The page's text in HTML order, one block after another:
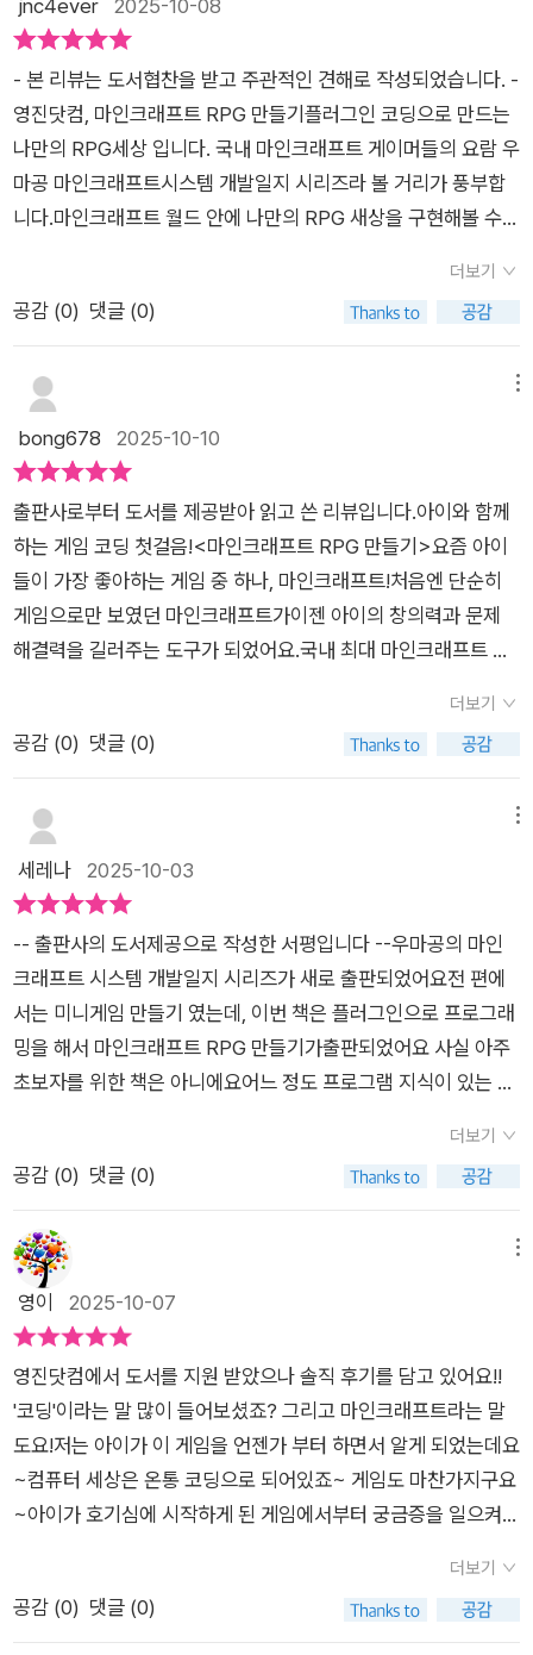
수 있겠지요. 마인크래프트는 샌드박스 라는 게임과 유사한 게임
도 어른들도 좋아하는 것 같아요. 자바 프로그램도 설치 해야 해
요. 기본 세팅을 하고 나면 하나 하나 만들어 가면 됩니다. 차분하
게 하나씩 따라 하면 원하는 게임이 하나 탄생 할 것 같아요. 좀
도톰한 책이라 부담은 스럽지만 꼭 알아야 할 프로그램을 담은 거
라 한권 갖고 있으면 나만의 게임만들기 가능 하겠지요. 레드스톤
과 커맨드 블록 이런건 아이들에게 좀 들었는데 사실 저는 잘 모
르겠더라구요. 게임을 안해봤고 아이들은 너무 재미있어 하고 폭
스스로 공부해 주면 좋을 것 같긴 하네요. 언젠가는 직접 코딩하
면서 게임을 만들 수 있겠지요? 그날을 한번 상상해 봅니다. 게임
할때는 정말 진지 한 둘째에요. 한번에 공부 하는 것보다는 즐기
면서 하나씩 해보라 권해 줬습니다.
- 본 리뷰는 도서협찬을 받고 주관적인 견해로 작성되었습니다. -
영진닷컴, 마인크래프트 RPG 만들기플러그인 코딩으로 만드는
나만의 RPG세상 입니다. ​국내 마인크래프트 게이머들의 요람 우
마공 마인크래프트시스템 개발일지 시리즈라 볼 거리가 풍부합
니다.​마인크래프트 월드 안에 나만의 RPG 새상을 구현해볼 수
세계를 직접 구현해 볼 수 있는 코드들이 다양합니다. ​먼저 플러
그인 기능을 사용하려면 플러그인에 대해 알아야 하는데이 책은
총 4개의 파트로 나누어 나만의 RPG세상을 만들 수 있도록 도와
줍니다.​플러그인의 기초 / 플러그인의 응용 / 프러젝트 구상 / RP
에 익게 되는 것 같아요.​​마인크래프트를 좋아하는 학생들도 차근
딩을 배우면서 프로그래밍을 할 수 있기에 학습에도 도움이 되네
요.실제로 게임을 통해 코딩 실력이 월등히 높아지는 경우가 많기
에즐겁게 책을 보며 배울 수 있었던 것 같아요.​플러그인은 마인크
래프트의 서버에서 실행되는 프로그램인데요서버와 플레이어가
통신할 때서버에서 여러 기능을 수행할 수 있게 도와준다고 해요.​
플러그인에 대한 이해가 마인크래프 게임을 만들고코딩을 하는
기본이라고 할 수 있는데코딩이 무엇인지, 플러그인은 무엇인지
만드는 등의 기본부터 시작하여내가 생각한 RPG게임을 실제 코
딩을 통해 구현해보는 것까지차근히 배울 수 있답니다.​올컬러로
프로그램 코드까지 하나하나 친절히 설명하고 있기에어렵지 않
게 따라가면서 나만의 RPG세상을 만들고코딩, 프로그래밍 실력
까지 기를 수 있는 책이었어요.​플러그인 코딩으로 만드는 나만의
RPG 세상영진닷컴 마인그래프트 RPG만들기 였습니다. ​​
더보기
공감 (0) 댓글 (0)
bong678 2025-10-10
출판사로부터 도서를 제공받아 읽고 쓴 리뷰입니다.아이와 함께
하는 게임 코딩 첫걸음!<마인크래프트 RPG 만들기>요즘 아이
들이 가장 좋아하는 게임 중 하나, 마인크래프트!처음엔 단순히
게임으로만 보였던 마인크래프트가이젠 아이의 창의력과 문제
해결력을 길러주는 도구가 되었어요.국내 최대 마인크래프트 커
필한<마인크래프트 RPG 만들기>책을 소개합니다.이 책은 진
짜 코딩으로 게임을 만드는 과정을 알려주는 도서랍니다.요즘은
코딩을 유치원때부터 조금씩 접해보면서 점점 더 코딩스러운 부
분까지 확장하게 되는데이 책이 정말 생각하고 설계하고 구현해
나가는 과정이 담긴 책이여서게임책이 아닌, 개발환경처럼 생각
하면 되는 책입니다.플러그인을 이용해 직접 RPG 게임을 만드는
한다는 점!!!이 책은 총 4개의 파트로 나뉘어 있어요.하나씩 따라
가다 보면 코딩이 손에 익고, RPG 세계가 완성됩니다.코드를 한
줄씩 따라가며 배우는 방식이라,코딩에 익숙하지 않은 아이들도
보며 배우는 재미를 느낄 수 있습니다.처음엔 플러그인이나 자바
라는 단어가 조금 낯설었지만책에서는 왜 이렇게 해야 하는가를
아주 친절하게 설명해 줍니다.특히 챕터마다 나오는 학습목표나
팁들이 있어서 챙겨보며 할 수 있어요아직 영어 명령어나 용어가
하다 보니 관심있어해서 해보고 싶어하더라구요차차 하나씩 해
보면서 만들어 나가보려고 합니다!!몬스터를 더 많이 만들어 넣어
본다거나, 다양한 부분으로 만들어나갈 수 있어서저도 재미있을
것 같더라구요!마인크래프트를 좋아하는 아이들이나 코딩에 관
심많고, 게임을 좋아하는 친구들이라면코딩도 흥미롭게 접할 수
있도 만드는 즐거움을 느낄 수 있는 책이랍니다.게임을 통해 배우
고 성장할 수 있다는 책으로 아이들과 상상하고 창작해가며내가
만들어나가는 RPG 세상,마인크래프트로 시작해보세요!출판사
로부터 도서를 제공받아 읽고 쓴 리뷰입니다.#책세상 #맘수다 #
더보기
공감 (0) 댓글 (0)
세레나 2025-10-03
-- 출판사의 도서제공으로 작성한 서평입니다 --우마공의 마인
크래프트 시스템 개발일지 시리즈가 새로 출판되었어요전 편에
서는 미니게임 만들기 였는데, 이번 책은 플러그인으로 프로그래
밍을 해서 마인크래프트 RPG 만들기가출판되었어요 사실 아주
초보자를 위한 책은 아니에요어느 정도 프로그램 지식이 있는 분
다보면 어느새 플러그인으로 게임만들기를 하고 있을거에요책의
구성이 처음부터 플러그인 설치부터 시작하기 때문에 코딩에 대
인크래프트의 새로운 게임을 만들 수 있게 될거에요이 책의 장점
은 일단 기본 개념부터 차근차근 알려줘요 컴파일러나 프로그래
밍 언어 특히 아이들에게는어려울 수 있는 개념을 아주 쉽게 풀어
알 수 있는 기계어로 바꾸는 과정이라고 하네요 이 과정을 컴파일
이라고 하고요이 일련의 작업을 하기 위해서는 IDE라는 프로그
램을 사용한데요프로그램 설치부터 자세히 알려줘요 프로그램을
하기 위해서는 플러그 인 뿐아니라 다양한 프로그램이사용이 되
는데 이를 전부 사진으로 너무 잘 설명되어있어요혹시 모를 오류
들도 알려주더라구요 플러그 인 기초부터 응용 그리고 어떤 게임
을 만들지 구상하고 RPG게임을 만들어볼 수 있어요큰 틀을 잡고
더보기
공감 (0) 댓글 (0)
영이 2025-10-07
영진닷컴에서 도서를 지원 받았으나 솔직 후기를 담고 있어요!!​
'코딩'이라는 말 많이 들어보셨죠? 그리고 마인크래프트라는 말
도요!저는 아이가 이 게임을 언젠가 부터 하면서 알게 되었는데요
~컴퓨터 세상은 온통 코딩으로 되어있죠~ 게임도 마찬가지구요
~아이가 호기심에 시작하게 된 게임에서부터 궁금증을 일으켜도
마공 마인크래프트 시스템 개발일지 시리즈마인크래프트 RPG
만들기플러그인 코딩으로 만드는 나만의 RPG 세상 소개해드릴
더보기
공감 (0) 댓글 (0)